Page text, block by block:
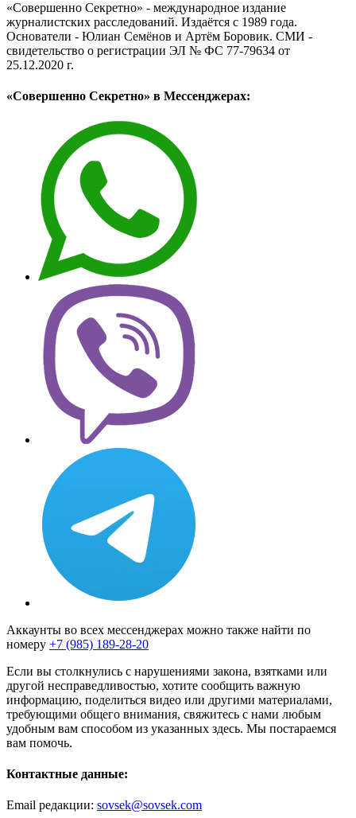
«Совершенно Секретно» - международное издание
журналистских расследований. Издаётся с 1989 года.
Основатели - Юлиан Семёнов и Артём Боровик. CМИ -
свидетельство о регистрации ЭЛ № ФС 77-79634 от
25.12.2020 г.
«Совершенно Секретно» в Мессенджерах:
Аккаунты во всех мессенджерах можно также найти по
номеру +7 (985) 189-28-20
Если вы столкнулись с нарушениями закона, взятками или
другой несправедливостью, хотите сообщить важную
информацию, поделиться видео или другими материалами,
требующими общего внимания, свяжитесь с нами любым
удобным вам способом из указанных здесь. Мы постараемся
вам помочь.
Контактные данные:
Email редакции: sovsek@sovsek.com